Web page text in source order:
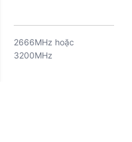
2666MHz hoặc
3200MHz